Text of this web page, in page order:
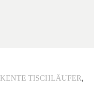
KENTE TISCHLÄUFER,